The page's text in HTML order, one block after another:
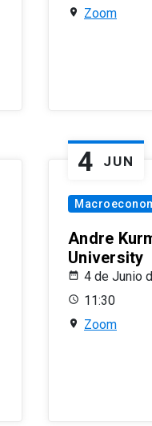
Zoom
4 JUN
Andre
University
4 de Junio
11:30
Zoom